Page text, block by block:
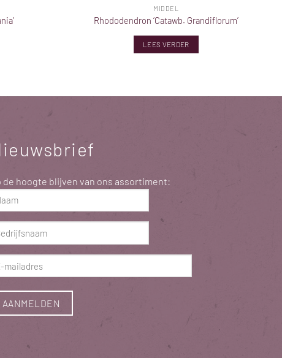
MIDDEL
Rhododendron ‘Catawb. Grandiflorum’
LEES VERDER
de hoogte blijven van ons assortiment: